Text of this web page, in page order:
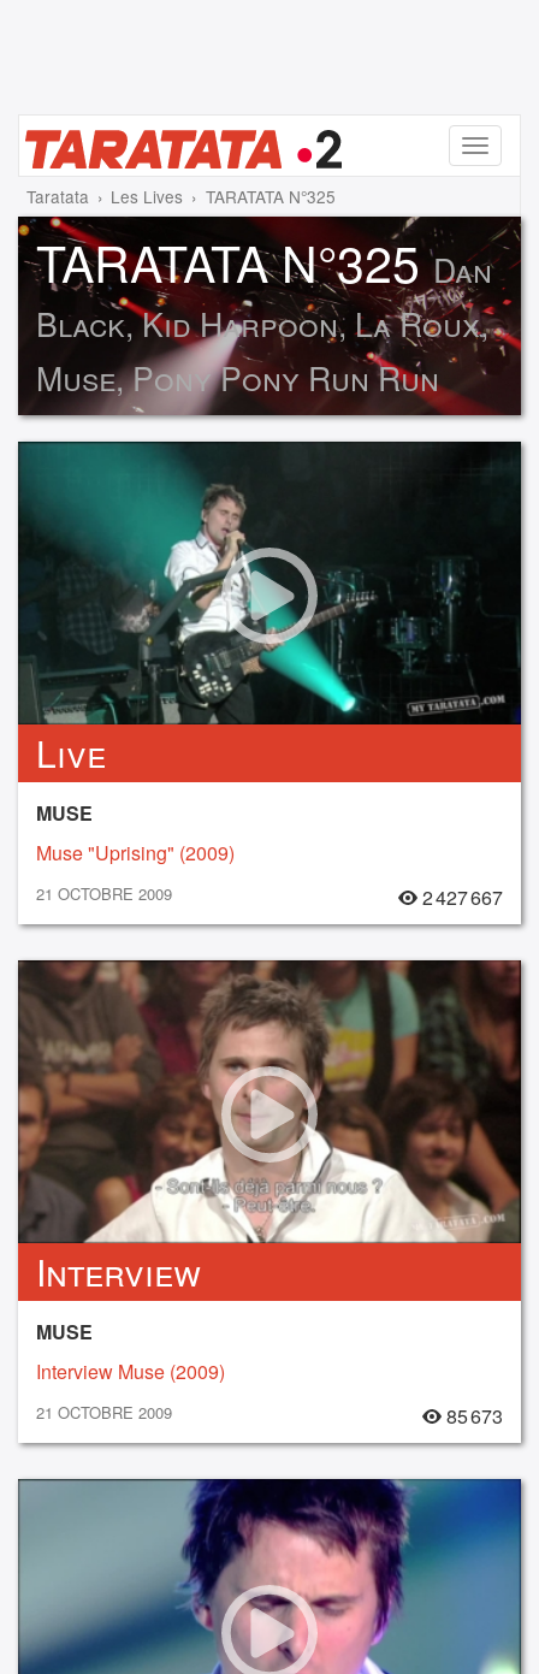
Menu
Taratata Les Lives TARATATA N°325
TARATATA N°325Dan
Black, Kid Harpoon, La Roux,
Muse, Pony Pony Run Run
Live
MUSE
Muse "Uprising" (2009)
21 OCTOBRE 2009 2 427 667
Interview
MUSE
Interview Muse (2009)
21 OCTOBRE 2009 85 673